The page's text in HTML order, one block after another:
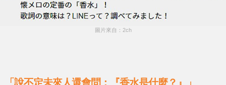
圖片來自：2ch
「說不定未來人還會問：『香水是什麼？』」